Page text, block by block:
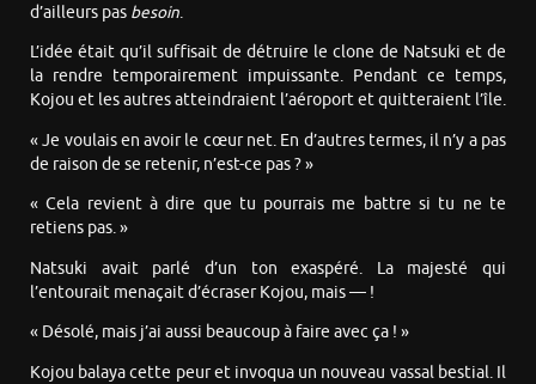
d’ailleurs pas besoin.
L’idée était qu’il suffisait de détruire le clone de Natsuki et de
la rendre temporairement impuissante. Pendant ce temps,
Kojou et les autres atteindraient l’aéroport et quitteraient l’île.
« Je voulais en avoir le cœur net. En d’autres termes, il n’y a pas
de raison de se retenir, n’est-ce pas ? »
« Cela revient à dire que tu pourrais me battre si tu ne te
retiens pas. »
Natsuki avait parlé d’un ton exaspéré. La majesté qui
l’entourait menaçait d’écraser Kojou, mais — !
« Désolé, mais j’ai aussi beaucoup à faire avec ça ! »
Kojou balaya cette peur et invoqua un nouveau vassal bestial. Il